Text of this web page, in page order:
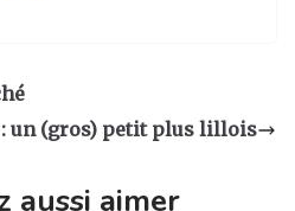
er
: un (gros) petit plus lillois
aussi aimer